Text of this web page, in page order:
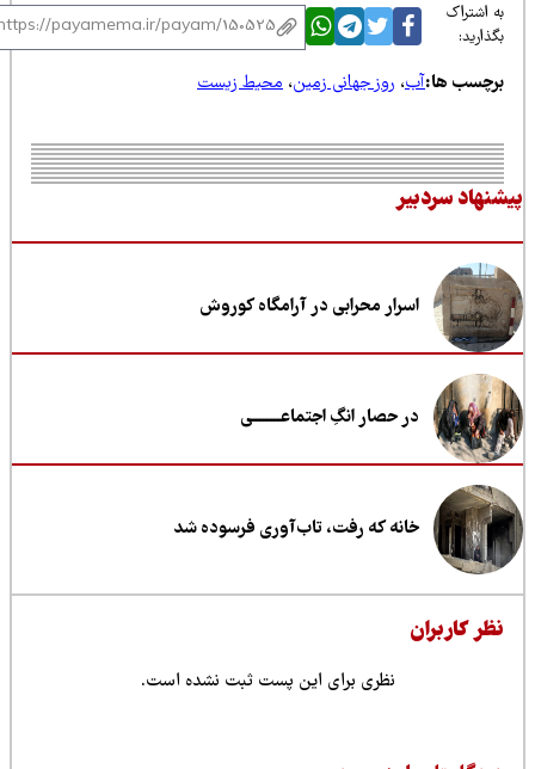
اشتراک
ها:آب،روز جهانی زمین،محیط زیست
سردبیر
اسرار محرابی در آرامگاه کوروش
در حصار انگِ اجتماعــــــــی
خانه که رفت، تاب‌آوری فرسوده شد
کاربران
نظری برای این پست ثبت نشده است.